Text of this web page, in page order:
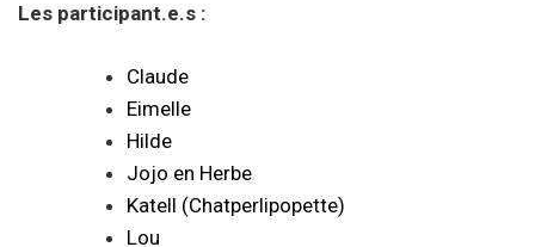
Les participant.e.s :
Claude
Eimelle
Hilde
Jojo en Herbe
Katell (Chatperlipopette)
Lou